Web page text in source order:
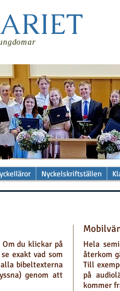
Nyckelskriftställen
du klickar på
exakt vad som
bibeltexterna
genom att
Hela
återkom
Till
på
kommer